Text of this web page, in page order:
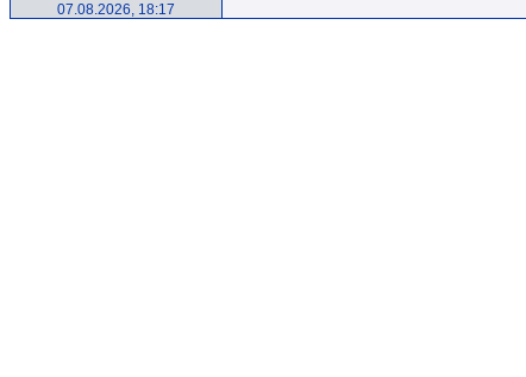
07.08.2026, 18:17